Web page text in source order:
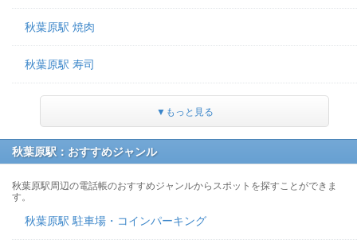
秋葉原駅 焼肉
秋葉原駅 寿司
▼もっと見る
秋葉原駅：おすすめジャンル
秋葉原駅周辺の電話帳のおすすめジャンルからスポットを探すことができま
す。
秋葉原駅 駐車場・コインパーキング